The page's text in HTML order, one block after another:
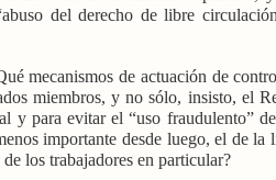
del derecho de libre
mecanismos de actuación de
miembros, y no sólo, insisto, el
y para evitar el “uso fraudulento”
importante desde luego, el de la
los trabajadores en particular?